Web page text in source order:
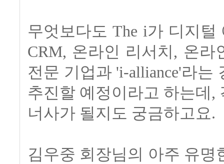
무엇보다도 The i가 디지
CRM, 온라인 리서치, 온
전문 기업과 'i-alliance'라
추진할 예정이라고 하는데,
너사가 될지도 궁금하고요.
김우중 회장님의 아주 유